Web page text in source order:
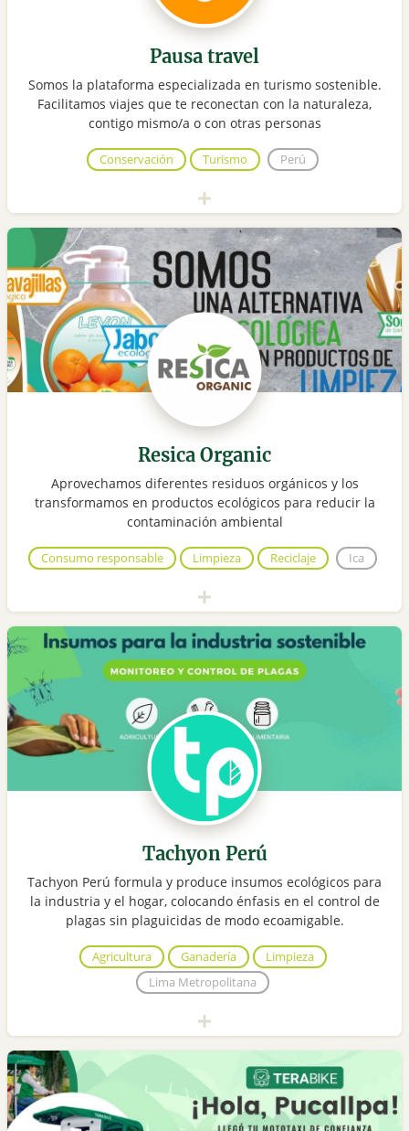
Pausa travel
Somos la plataforma especializada en turismo sostenible.
Facilitamos viajes que te reconectan con la naturaleza,
contigo mismo/a o con otras personas
Conservación Turismo Perú
Resica Organic
Aprovechamos diferentes residuos orgánicos y los
transformamos en productos ecológicos para reducir la
contaminación ambiental
Consumo responsable Limpieza Reciclaje Ica
Tachyon Perú
Tachyon Perú formula y produce insumos ecológicos para
la industria y el hogar, colocando énfasis en el control de
plagas sin plaguicidas de modo ecoamigable.
Agricultura Ganadería
Limpieza
Lima Metropolitana